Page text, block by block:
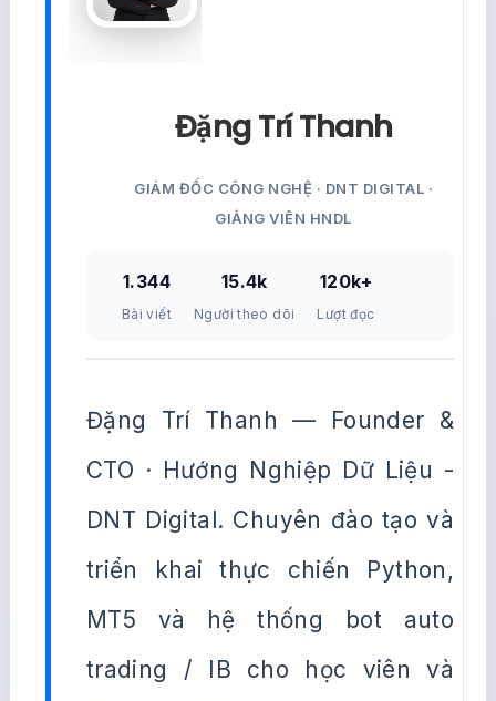
Đặng Trí Thanh
GIÁM ĐỐC CÔNG NGHỆ · DNT DIGITAL ·
GIẢNG VIÊN HNDL
1.344
Bài viết
15.4k
Người theo dõi
120k+
Lượt đọc
Đặng Trí Thanh — Founder &
CTO · Hướng Nghiệp Dữ Liệu -
DNT Digital. Chuyên đào tạo và
triển khai thực chiến Python,
MT5 và hệ thống bot auto
trading / IB cho học viên và